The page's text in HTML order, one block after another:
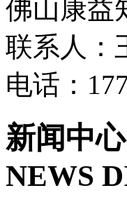
佛山康益
联系人：
电话：
新闻中心
NEWS